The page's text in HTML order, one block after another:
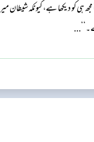
ہی کو دیکھا ہے، کیونکہ شیطان